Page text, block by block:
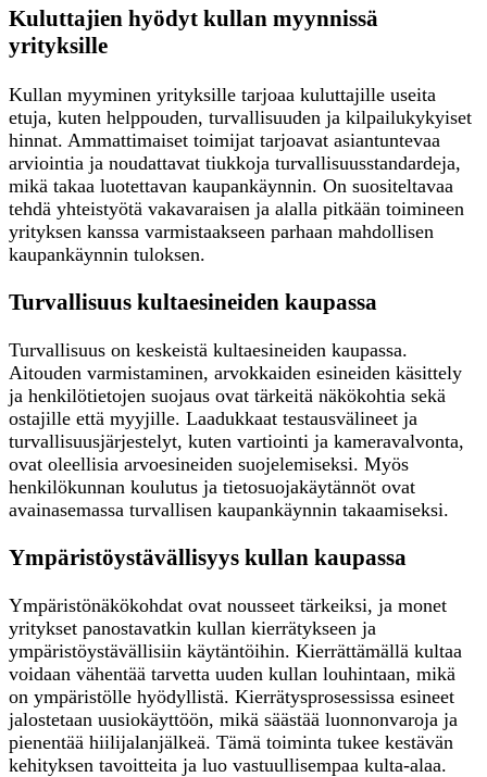
Kuluttajien hyödyt kullan myynnissä
yrityksille
Kullan myyminen yrityksille tarjoaa kuluttajille useita
etuja, kuten helppouden, turvallisuuden ja kilpailukykyiset
hinnat. Ammattimaiset toimijat tarjoavat asiantuntevaa
arviointia ja noudattavat tiukkoja turvallisuusstandardeja,
mikä takaa luotettavan kaupankäynnin. On suositeltavaa
tehdä yhteistyötä vakavaraisen ja alalla pitkään toimineen
yrityksen kanssa varmistaakseen parhaan mahdollisen
kaupankäynnin tuloksen.
Turvallisuus kultaesineiden kaupassa
Turvallisuus on keskeistä kultaesineiden kaupassa.
Aitouden varmistaminen, arvokkaiden esineiden käsittely
ja henkilötietojen suojaus ovat tärkeitä näkökohtia sekä
ostajille että myyjille. Laadukkaat testausvälineet ja
turvallisuusjärjestelyt, kuten vartiointi ja kameravalvonta,
ovat oleellisia arvoesineiden suojelemiseksi. Myös
henkilökunnan koulutus ja tietosuojakäytännöt ovat
avainasemassa turvallisen kaupankäynnin takaamiseksi.
Ympäristöystävällisyys kullan kaupassa
Ympäristönäkökohdat ovat nousseet tärkeiksi, ja monet
yritykset panostavatkin kullan kierrätykseen ja
ympäristöystävällisiin käytäntöihin. Kierrättämällä kultaa
voidaan vähentää tarvetta uuden kullan louhintaan, mikä
on ympäristölle hyödyllistä. Kierrätysprosessissa esineet
jalostetaan uusiokäyttöön, mikä säästää luonnonvaroja ja
pienentää hiilijalanjälkeä. Tämä toiminta tukee kestävän
kehityksen tavoitteita ja luo vastuullisempaa kulta-alaa.